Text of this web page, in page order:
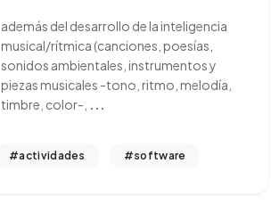
además del desarrollo de la inteligencia
musical/rítmica (canciones, poesías,
sonidos ambientales, instrumentos y
piezas musicales -tono, ritmo, melodía,
timbre, color-, ...
#actividades #software